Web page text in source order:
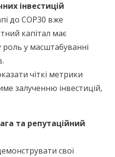
інвестицій
до COP30 вже
капітал має
роль у масштабуванні
чіткі метрики
залученню інвестицій,
та репутаційний
свої